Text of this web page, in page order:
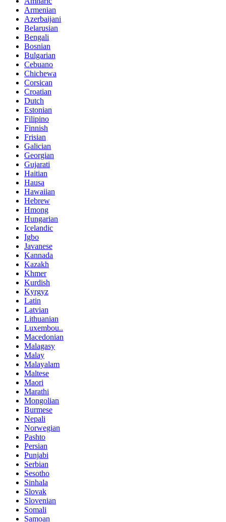
Armenian
Azerbaijani
Belarusian
Bengali
Bosnian
Bulgarian
Cebuano
Chichewa
Corsican
Croatian
Dutch
Estonian
Filipino
Finnish
Frisian
Galician
Georgian
Gujarati
Haitian
Hausa
Hawaiian
Hebrew
Hmong
Hungarian
Icelandic
Igbo
Javanese
Kannada
Kazakh
Khmer
Kurdish
Kyrgyz
Latin
Latvian
Lithuanian
Luxembou..
Macedonian
Malagasy
Malay
Malayalam
Maltese
Maori
Marathi
Mongolian
Burmese
Nepali
Norwegian
Pashto
Persian
Punjabi
Serbian
Sesotho
Sinhala
Slovak
Slovenian
Somali
Samoan